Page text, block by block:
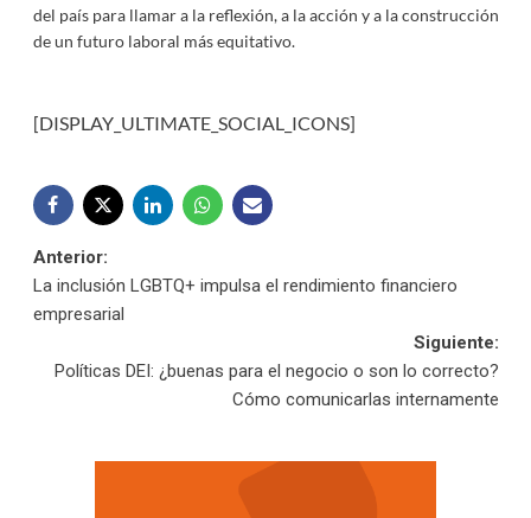
del país para llamar a la reflexión, a la acción y a la construcción
de un futuro laboral más equitativo.
[DISPLAY_ULTIMATE_SOCIAL_ICONS]
Navegación
de
entradas
Anterior:
La inclusión LGBTQ+ impulsa el rendimiento financiero
empresarial
Siguiente:
Políticas DEI: ¿buenas para el negocio o son lo correcto?
Cómo comunicarlas internamente